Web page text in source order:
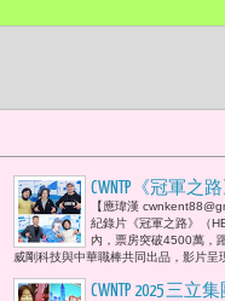
CWNTP《冠軍之
統蔡英文與立委
信，未來的臺灣
堅定、更傑出、
【應瑋漢
紀錄片《冠軍之路》（
內，票房突破4500萬，
威剛科技與中華職棒共同出品，影片呈
CWNTP 2025 三